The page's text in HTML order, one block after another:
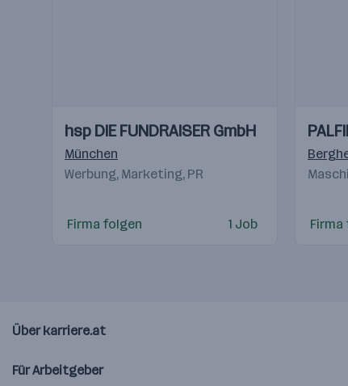
Videos
Einblicke
Einblicke
hsp DIE FUNDRAISER GmbH
München
Werbung, Marketing, PR
Firma folgen 1 Job
Videos
Einblicke
Einblicke
Firma
Über karriere.at
Für Arbeitgeber